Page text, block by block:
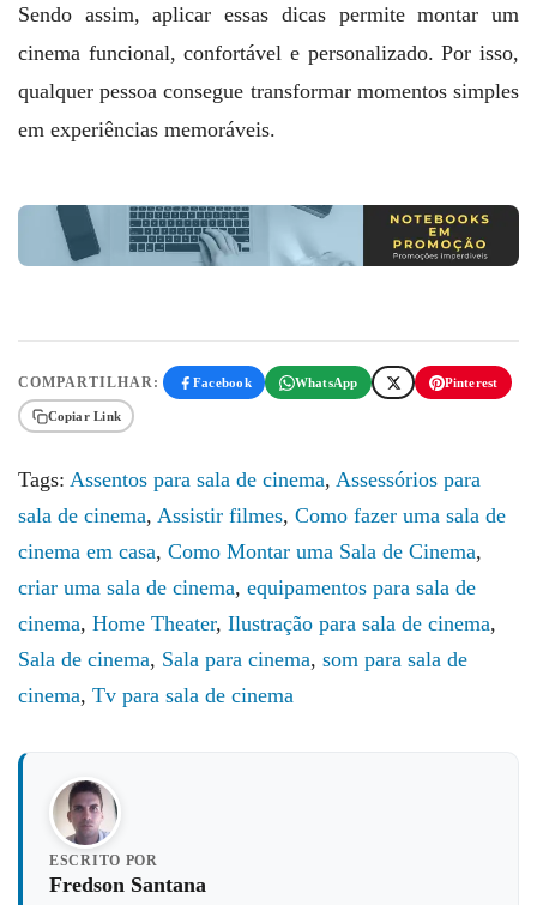
Sendo assim, aplicar essas dicas permite montar um
cinema funcional, confortável e personalizado. Por isso,
qualquer pessoa consegue transformar momentos simples
em experiências memoráveis.
COMPARTILHAR: Facebook WhatsApp Pinterest
Copiar Link
Tags: Assentos para sala de cinema, Assessórios para
sala de cinema, Assistir filmes, Como fazer uma sala de
cinema em casa, Como Montar uma Sala de Cinema,
criar uma sala de cinema, equipamentos para sala de
cinema, Home Theater, Ilustração para sala de cinema,
Sala de cinema, Sala para cinema, som para sala de
cinema, Tv para sala de cinema
ESCRITO POR
Fredson Santana